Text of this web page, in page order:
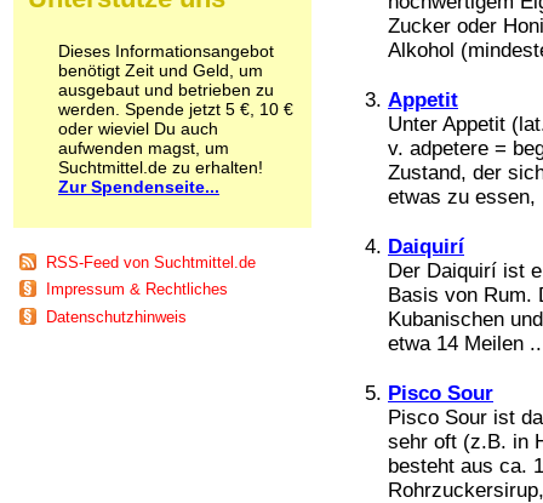
Zucker oder
Alkohol
Appetit
Unter Appetit
v. adpetere =
Zustand, der
etwas zu essen,
Daiquirí
Der Daiquirí ist
Basis von Rum.
Kubanischen
etwa 14 Meilen
Pisco Sour
Pisco Sour ist
sehr oft (z.B. in
besteht aus ca.
Psychopharmaka
Schlafmittel
Schmerzmittel
Schnüffelstoffe
Spice
Sucht / Süchte
Alkoholsucht
Co-Abhängigkeit
Computersucht
Ess-Brechsucht
Essstörungen
Fernsehsucht
Dieses Informationsangebot
benötigt Zeit und Geld, um
ausgebaut und betrieben zu
werden. Spende jetzt 5 €, 10 €
oder wieviel Du auch
aufwenden magst, um
Suchtmittel.de zu erhalten!
Zur Spendenseite...
RSS-Feed von Suchtmittel.de
Impressum & Rechtliches
Datenschutzhinweis